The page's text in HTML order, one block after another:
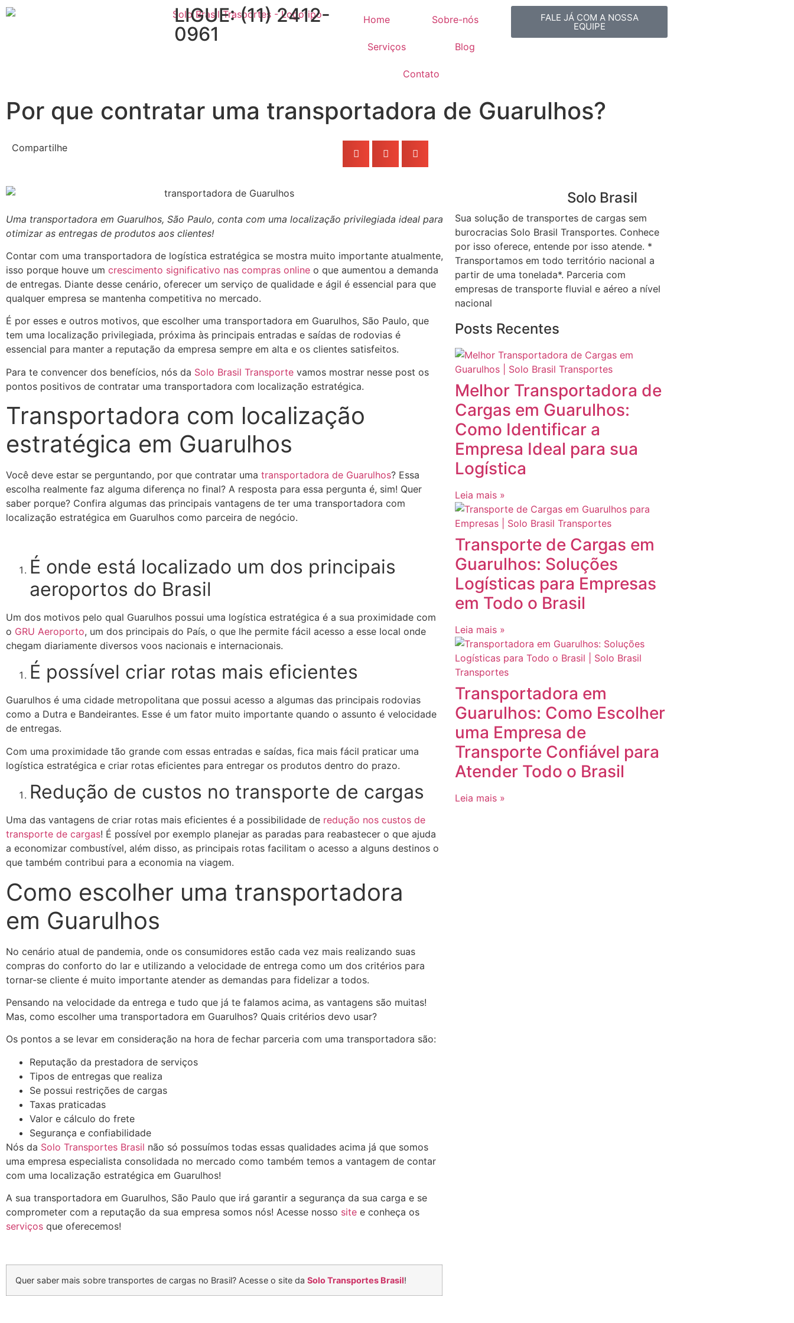
LIGUE: (11) 2412-
0961
Home Sobre-nós
Serviços Blog
Contato
FALE JÁ COM A NOSSA
EQUIPE
Por que contratar uma transportadora de Guarulhos?
Compartilhe
Uma transportadora em Guarulhos, São Paulo, conta com uma localização privilegiada ideal para
otimizar as entregas de produtos aos clientes!
Contar com uma transportadora de logística estratégica se mostra muito importante atualmente,
isso porque houve um crescimento significativo nas compras online o que aumentou a demanda
de entregas. Diante desse cenário, oferecer um serviço de qualidade e ágil é essencial para que
qualquer empresa se mantenha competitiva no mercado.
É por esses e outros motivos, que escolher uma transportadora em Guarulhos, São Paulo, que
tem uma localização privilegiada, próxima às principais entradas e saídas de rodovias é
essencial para manter a reputação da empresa sempre em alta e os clientes satisfeitos.
Para te convencer dos benefícios, nós da Solo Brasil Transporte vamos mostrar nesse post os
pontos positivos de contratar uma transportadora com localização estratégica.
Transportadora com localização
estratégica em Guarulhos
Você deve estar se perguntando, por que contratar uma transportadora de Guarulhos? Essa
escolha realmente faz alguma diferença no final? A resposta para essa pergunta é, sim! Quer
saber porque? Confira algumas das principais vantagens de ter uma transportadora com
localização estratégica em Guarulhos como parceira de negócio.
É onde está localizado um dos principais
aeroportos do Brasil
Um dos motivos pelo qual Guarulhos possui uma logística estratégica é a sua proximidade com
o GRU Aeroporto, um dos principais do País, o que lhe permite fácil acesso a esse local onde
chegam diariamente diversos voos nacionais e internacionais.
É possível criar rotas mais eficientes
Guarulhos é uma cidade metropolitana que possui acesso a algumas das principais rodovias
como a Dutra e Bandeirantes. Esse é um fator muito importante quando o assunto é velocidade
de entregas.
Com uma proximidade tão grande com essas entradas e saídas, fica mais fácil praticar uma
logística estratégica e criar rotas eficientes para entregar os produtos dentro do prazo.
Redução de custos no transporte de cargas
Uma das vantagens de criar rotas mais eficientes é a possibilidade de redução nos custos de
transporte de cargas! É possível por exemplo planejar as paradas para reabastecer o que ajuda
a economizar combustível, além disso, as principais rotas facilitam o acesso a alguns destinos o
que também contribui para a economia na viagem.
Como escolher uma transportadora
em Guarulhos
No cenário atual de pandemia, onde os consumidores estão cada vez mais realizando suas
compras do conforto do lar e utilizando a velocidade de entrega como um dos critérios para
tornar-se cliente é muito importante atender as demandas para fidelizar a todos.
Pensando na velocidade da entrega e tudo que já te falamos acima, as vantagens são muitas!
Mas, como escolher uma transportadora em Guarulhos? Quais critérios devo usar?
Os pontos a se levar em consideração na hora de fechar parceria com uma transportadora são:
Reputação da prestadora de serviços
Tipos de entregas que realiza
Se possui restrições de cargas
Taxas praticadas
Valor e cálculo do frete
Segurança e confiabilidade
Nós da Solo Transportes Brasil não só possuímos todas essas qualidades acima já que somos
uma empresa especialista consolidada no mercado como também temos a vantagem de contar
com uma localização estratégica em Guarulhos!
A sua transportadora em Guarulhos, São Paulo que irá garantir a segurança da sua carga e se
comprometer com a reputação da sua empresa somos nós! Acesse nosso site e conheça os
serviços que oferecemos!
Quer saber mais sobre transportes de cargas no Brasil? Acesse o site da Solo Transportes Brasil!
Solo Brasil
Sua solução de transportes de cargas sem
burocracias Solo Brasil Transportes. Conhece
por isso oferece, entende por isso atende. *
Transportamos em todo território nacional a
partir de uma tonelada*. Parceria com
empresas de transporte fluvial e aéreo a nível
nacional
Posts Recentes
Melhor Transportadora de
Cargas em Guarulhos:
Como Identificar a
Empresa Ideal para sua
Logística
Leia mais »
Transporte de Cargas em
Guarulhos: Soluções
Logísticas para Empresas
em Todo o Brasil
Leia mais »
Transportadora em
Guarulhos: Como Escolher
uma Empresa de
Transporte Confiável para
Atender Todo o Brasil
Leia mais »